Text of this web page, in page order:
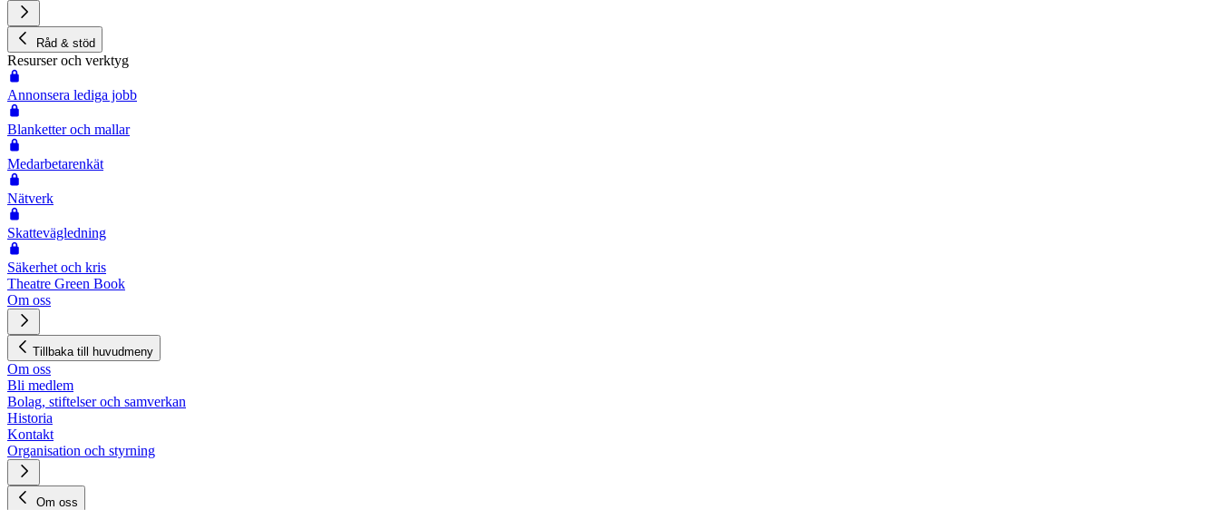
Råd & stöd
Resurser och verktyg
Annonsera lediga jobb
Blanketter och mallar
Medarbetarenkät
Nätverk
Skattevägledning
Säkerhet och kris
Theatre Green Book
Om oss
Tillbaka till huvudmeny
Om oss
Bli medlem
Bolag, stiftelser och samverkan
Historia
Kontakt
Organisation och styrning
Om oss